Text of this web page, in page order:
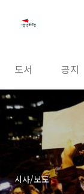
도서 공지
시사/보도